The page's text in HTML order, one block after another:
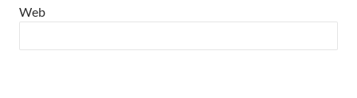
Web